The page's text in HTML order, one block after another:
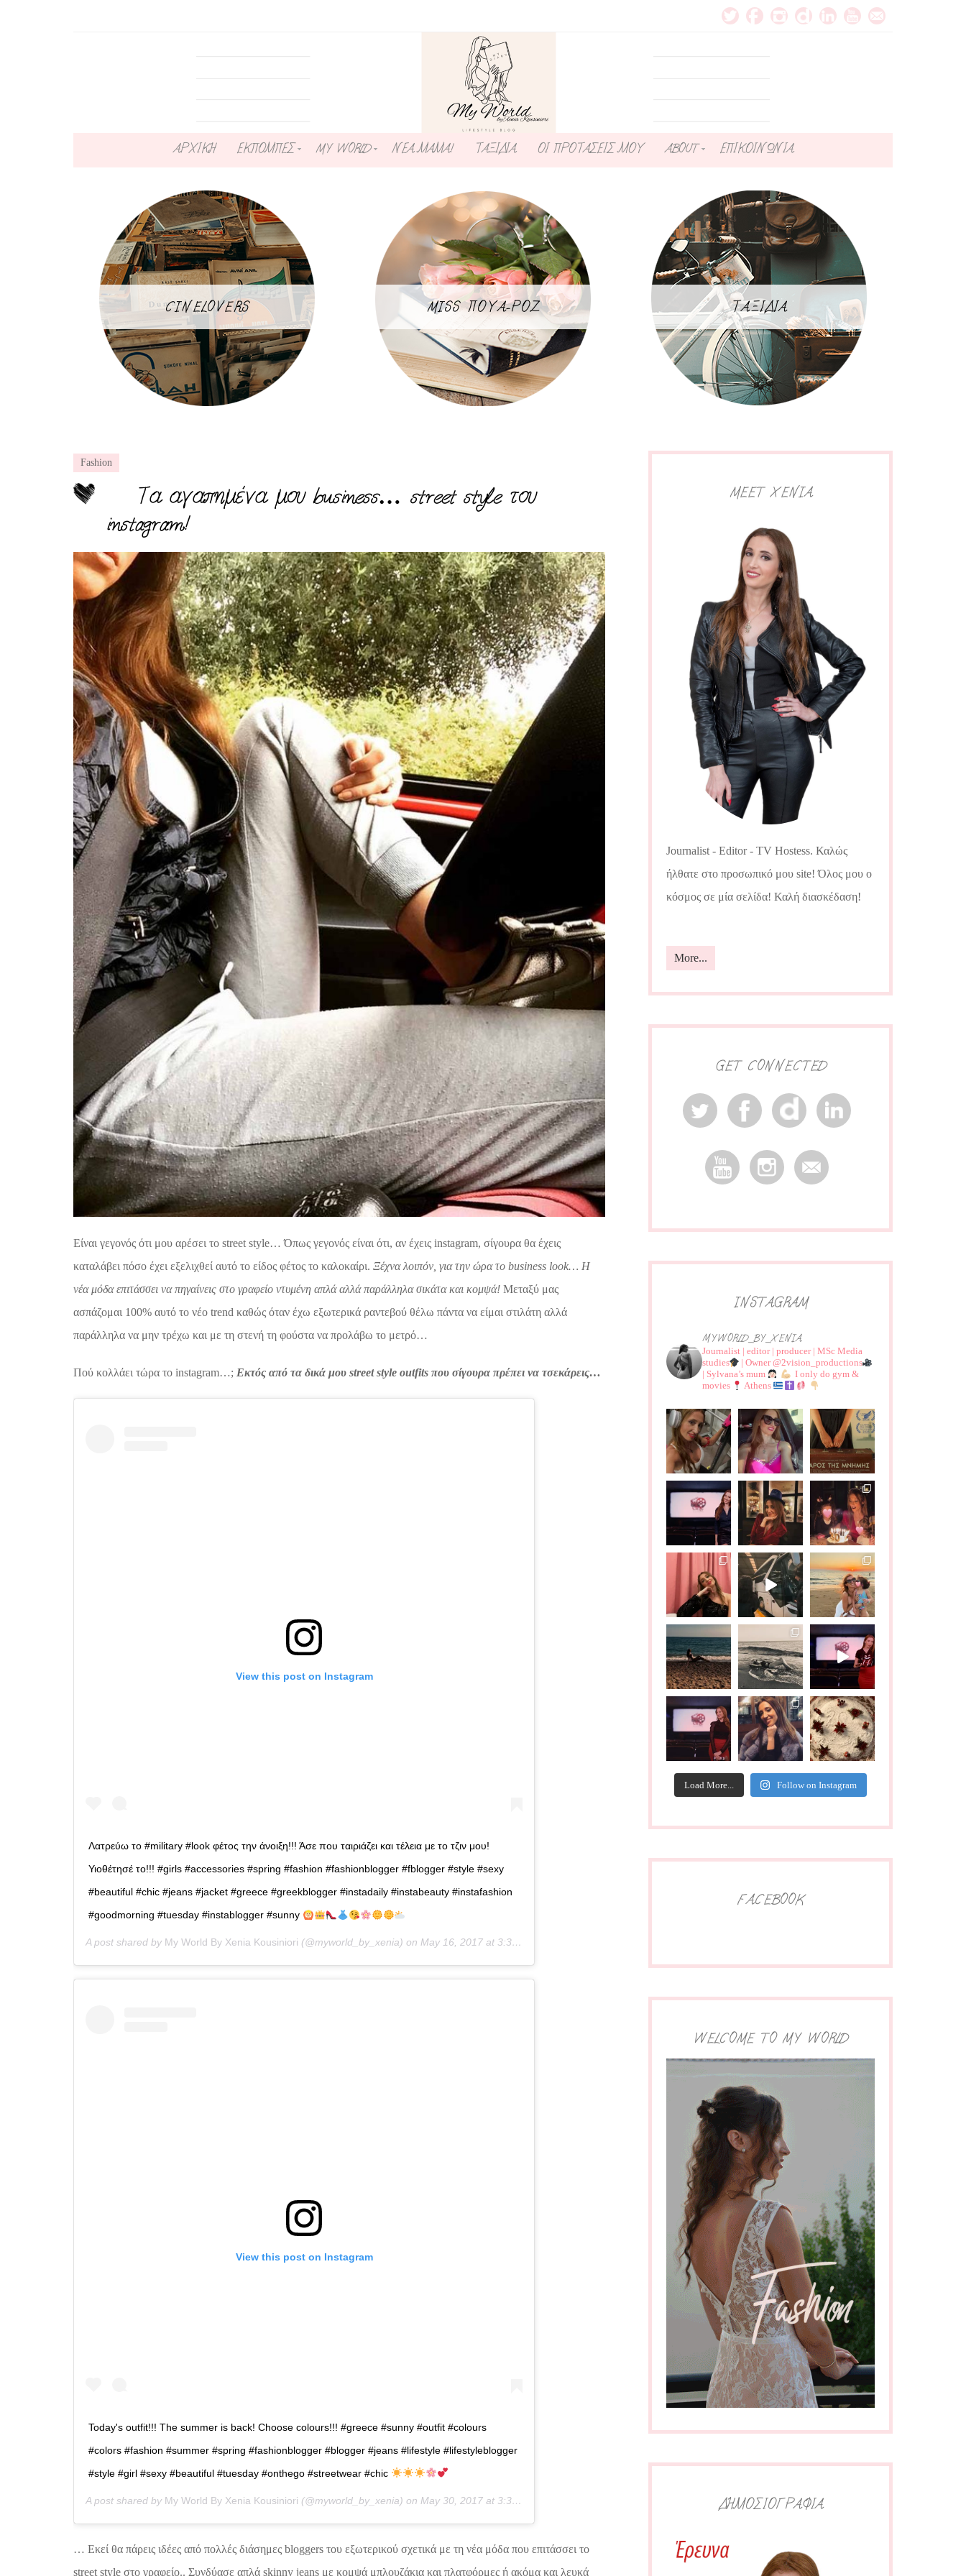
ΑΡΧΙΚΗ ΕΚΠΟΜΠΕΣ MY WORLD ΝΕΑ ΜΑΜΑ! ΤΑΞΙΔΙΑ ΟΙ ΠΡΟΤΑΣΕΙΣ ΜΟΥ ABOUT ΕΠΙΚΟΙΝΩΝΙΑ
CINELOVERS MISS ΠΟΥΑ-ΡΟΖ ΤΑΞΙΔΙΑ
Fashion
Τα αγαπημένα μου business… street style του
instagram!
Είναι γεγονός ότι μου αρέσει το street style… Όπως γεγονός είναι ότι, αν έχεις instagram, σίγουρα θα έχεις
καταλάβει πόσο έχει εξελιχθεί αυτό το είδος φέτος το καλοκαίρι. Ξέχνα λοιπόν, για την ώρα το business look… Η
νέα μόδα επιτάσσει να πηγαίνεις στο γραφείο ντυμένη απλά αλλά παράλληλα σικάτα και κομψά! Μεταξύ μας
ασπάζομαι 100% αυτό το νέο trend καθώς όταν έχω εξωτερικά ραντεβού θέλω πάντα να είμαι στιλάτη αλλά
παράλληλα να μην τρέχω και με τη στενή τη φούστα να προλάβω το μετρό…
Πού κολλάει τώρα το instagram…; Εκτός από τα δικά μου street style outfits που σίγουρα πρέπει να τσεκάρεις…
View this post on Instagram
Λατρεύω το #military #look φέτος την άνοιξη!!! Άσε που ταιριάζει και τέλεια με το τζιν μου!
Υιοθέτησέ το!!! #girls #accessories #spring #fashion #fashionblogger #fblogger #style #sexy
#beautiful #chic #jeans #jacket #greece #greekblogger #instadaily #instabeauty #instafashion
#goodmorning #tuesday #instablogger #sunny
A post shared by My World By Xenia Kousiniori (@myworld_by_xenia) on May 16, 2017 at 3:39am PDT
View this post on Instagram
Today's outfit!!! The summer is back! Choose colours!!! #greece #sunny #outfit #colours
#colors #fashion #summer #spring #fashionblogger #blogger #jeans #lifestyle #lifestyleblogger
#style #girl #sexy #beautiful #tuesday #onthego #streetwear #chic
A post shared by My World By Xenia Kousiniori (@myworld_by_xenia) on May 30, 2017 at 3:38am PDT
… Εκεί θα πάρεις ιδέες από πολλές διάσημες bloggers του εξωτερικού σχετικά με τη νέα μόδα που επιτάσσει το
street style στο γραφείο.. Συνδύασε απλά skinny jeans με κομψά μπλουζάκια και πλατφόρμες ή ακόμα και λευκά
MEET XENIA
Journalist - Editor - TV Hostess. Καλώς
ήλθατε στο προσωπικό μου site! Όλος μου ο
κόσμος σε μία σελίδα! Καλή διασκέδαση!
More...
GET CONNECTED
INSTAGRAM
MYWORLD_BY_XENIA
Journalist | editor | producer | MSc Media
studies
| Owner @2vision_productions
| Sylvana’s mum
I only do gym &
movies
Athens
Load More... Follow on Instagram
FACEBOOK
WELCOME TO MY WORLD
ΔΗΜΟΣΙΟΓΡΑΦΙΑ